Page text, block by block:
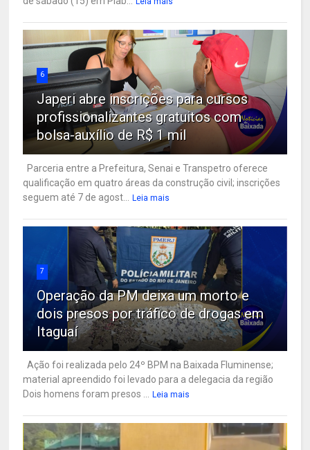
6
Japeri abre inscrições para cursos
profissionalizantes gratuitos com
bolsa-auxílio de R$ 1 mil
Parceria entre a Prefeitura, Senai e Transpetro oferece
qualificação em quatro áreas da construção civil; inscrições
seguem até 7 de agost...
Leia mais
7
Operação da PM deixa um morto e
dois presos por tráfico de drogas em
Itaguaí
Ação foi realizada pelo 24º BPM na Baixada Fluminense;
material apreendido foi levado para a delegacia da região
Dois homens foram presos ...
Leia mais